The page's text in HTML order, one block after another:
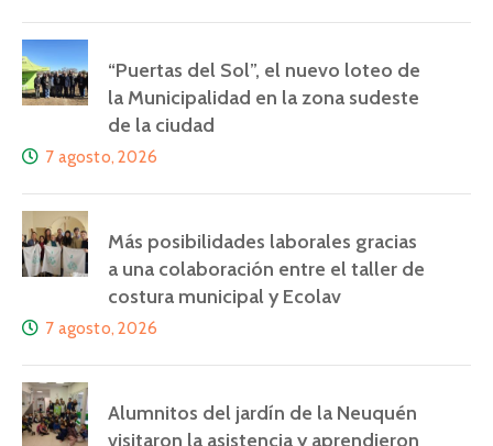
“Puertas del Sol”, el nuevo loteo de
la Municipalidad en la zona sudeste
de la ciudad
7 agosto, 2026
Más posibilidades laborales gracias
a una colaboración entre el taller de
costura municipal y Ecolav
7 agosto, 2026
Alumnitos del jardín de la Neuquén
visitaron la asistencia y aprendieron